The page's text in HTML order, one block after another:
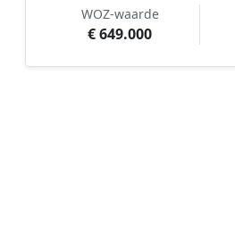
WOZ-waarde
€ 649.000